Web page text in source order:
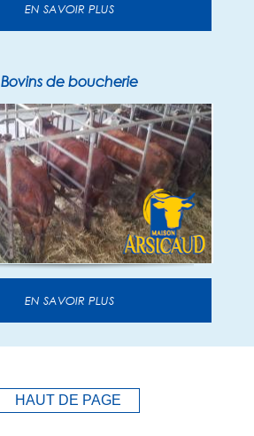
EN SAVOIR PLUS
Bovins de boucherie
EN SAVOIR PLUS
HAUT DE PAGE